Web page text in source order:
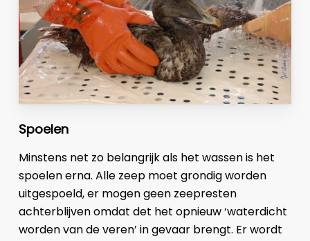
Spoelen
Minstens net zo belangrijk als het wassen is het
spoelen erna. Alle zeep moet grondig worden
uitgespoeld, er mogen geen zeepresten
achterblijven omdat det het opnieuw ‘waterdicht
worden van de veren’ in gevaar brengt. Er wordt